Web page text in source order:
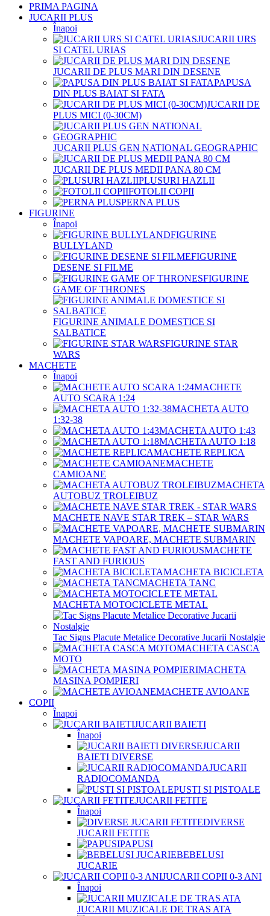
PRIMA PAGINA
JUCARII PLUS
Înapoi
JUCARII URS
SI CATEL URIAS
JUCARII DE PLUS MARI DIN DESENE
PAPUSA
DIN PLUS BAIAT SI FATA
JUCARII DE
PLUS MICI (0-30CM)
JUCARII PLUS GEN NATIONAL GEOGRAPHIC
JUCARII DE PLUS MEDII PANA 80 CM
PLUSURI HAZLII
FOTOLII COPII
PERNA PLUS
FIGURINE
Înapoi
FIGURINE
BULLYLAND
FIGURINE
DESENE SI FILME
FIGURINE
GAME OF THRONES
FIGURINE ANIMALE DOMESTICE SI
SALBATICE
FIGURINE STAR
WARS
MACHETE
Înapoi
MACHETE
AUTO SCARA 1:24
MACHETA AUTO
1:32-38
MACHETA AUTO 1:43
MACHETA AUTO 1:18
MACHETE REPLICA
MACHETE
CAMIOANE
MACHETA
AUTOBUZ TROLEIBUZ
MACHETE NAVE STAR TREK – STAR WARS
MACHETE VAPOARE, MACHETE SUBMARIN
MACHETE
FAST AND FURIOUS
MACHETA BICICLETA
MACHETA TANC
MACHETA MOTOCICLETE METAL
Tac Signs Placute Metalice Decorative Jucarii Nostalgie
MACHETA CASCA
MOTO
MACHETA
MASINA POMPIERI
MACHETE AVIOANE
COPII
Înapoi
JUCARII BAIETI
Înapoi
JUCARII
BAIETI DIVERSE
JUCARII
RADIOCOMANDA
PUSTI SI PISTOALE
JUCARII FETITE
Înapoi
DIVERSE
JUCARII FETITE
PAPUSI
BEBELUSI
JUCARIE
JUCARII COPII 0-3 ANI
Înapoi
JUCARII MUZICALE DE TRAS ATA